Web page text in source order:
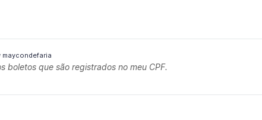
maycondefaria
boletos que são registrados no meu CPF.